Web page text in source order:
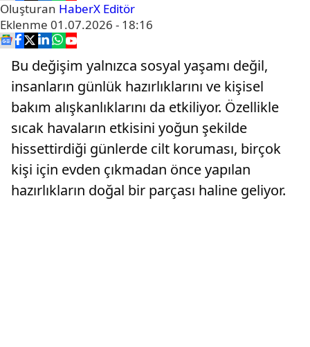
Oluşturan HaberX Editör
Eklenme 01.07.2026 - 18:16
Bu değişim yalnızca sosyal yaşamı değil,
insanların günlük hazırlıklarını ve kişisel
bakım alışkanlıklarını da etkiliyor. Özellikle
sıcak havaların etkisini yoğun şekilde
hissettirdiği günlerde cilt koruması, birçok
kişi için evden çıkmadan önce yapılan
hazırlıkların doğal bir parçası haline geliyor.